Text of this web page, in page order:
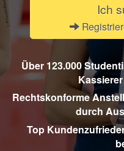
Ich
Über 123.000
Rechtskonforme
durch
Top